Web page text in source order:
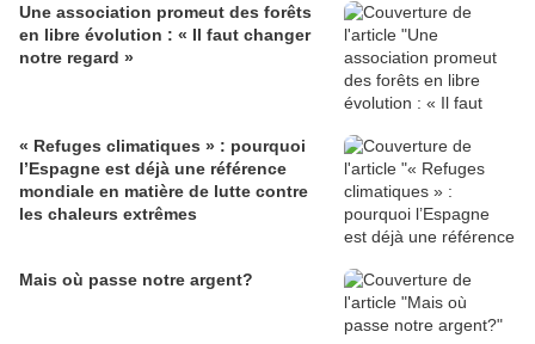
Une association promeut des forêts
en libre évolution : « Il faut changer
notre regard »
« Refuges climatiques » : pourquoi
l’Espagne est déjà une référence
mondiale en matière de lutte contre
les chaleurs extrêmes
Mais où passe notre argent?